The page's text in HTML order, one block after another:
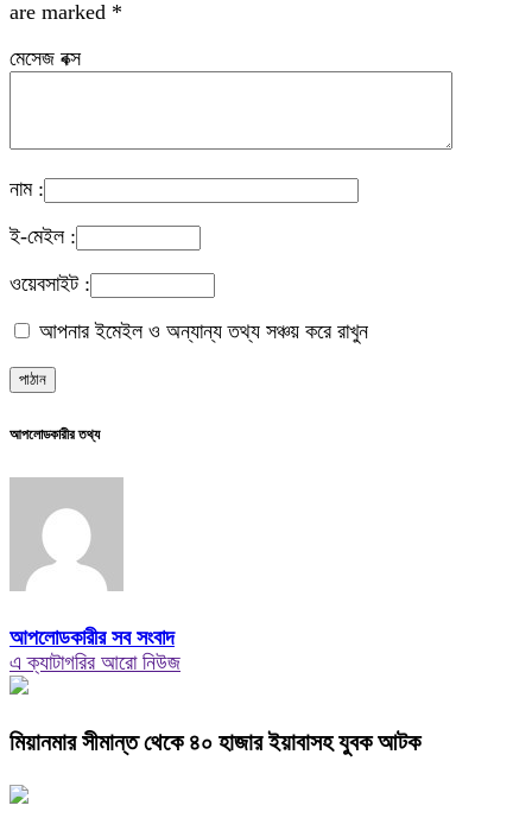
are marked *
মেসেজ বক্স
নাম :
ই-মেইল :
ওয়েবসাইট :
আপনার ইমেইল ও অন্যান্য তথ্য সঞ্চয় করে রাখুন
আপলোডকারীর তথ্য
আপলোডকারীর সব সংবাদ
এ ক্যাটাগরির আরো নিউজ
মিয়ানমার সীমান্ত থেকে ৪০ হাজার ইয়াবাসহ যুবক আটক